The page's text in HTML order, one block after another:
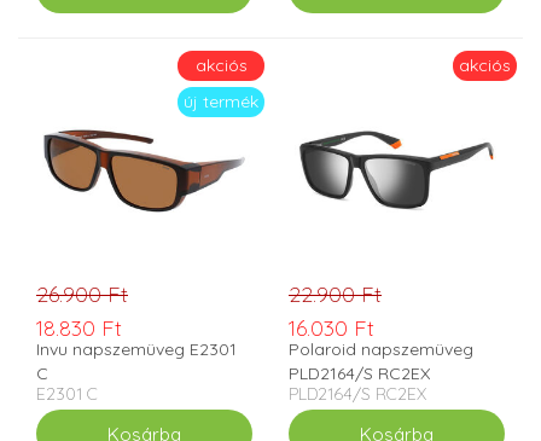
akciós
új termék
26.900 Ft
18.830 Ft
Invu napszemüveg E2301
C
E2301 C
akciós
22.900 Ft
16.030 Ft
Polaroid napszemüveg
PLD2164/S RC2EX
PLD2164/S RC2EX